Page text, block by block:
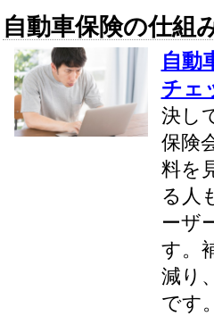
自動車保険の仕組
自動
チェ
決し
保険
料を
る人
ーザ
す。
減り
です